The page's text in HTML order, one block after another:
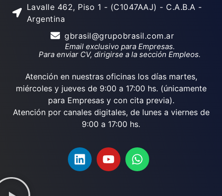
Lavalle 462, Piso 1 - (C1047AAJ) - C.A.B.A -
Argentina
gbrasil@grupobrasil.com.ar
Email exclusivo para Empresas.
Para enviar CV, dirigirse a la sección Empleos.
Atención en nuestras oficinas los días martes,
miércoles y jueves de 9:00 a 17:00 hs. (únicamente
para Empresas y con cita previa).
Atención por canales digitales, de lunes a viernes de
9:00 a 17:00 hs.